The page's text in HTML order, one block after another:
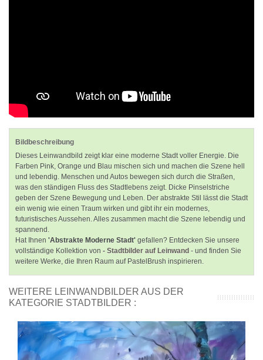
Bildbeschreibung
Dieses Leinwandbild zeigt klar eine moderne Stadt voller Energie. Die
Farben Pink, Orange und Blau mischen sich und machen die Szene hell
und lebendig. Menschen und Autos bewegen sich durch die Straßen,
was den ständigen Fluss des Stadtlebens zeigt. Dicke Pinselstriche
geben der Szene Bewegung und Leben. Der abstrakte Stil lässt die Stadt
ein wenig wie einen Traum wirken und gibt ihr ein modernes,
futuristisches Aussehen. Alles zusammen macht die Szene lebendig und
spannend.
Hat Ihnen 'Abstrakte Moderne Stadt' gefallen? Entdecken Sie unsere
vollständige Kollektion von - Stadtbilder auf Leinwand - und finden Sie
weitere Werke, die Ihren Raum auf PastelBrush inspirieren.
WEITERE LEINWANDBILDER AUS DER
KATEGORIE STADTBILDER :